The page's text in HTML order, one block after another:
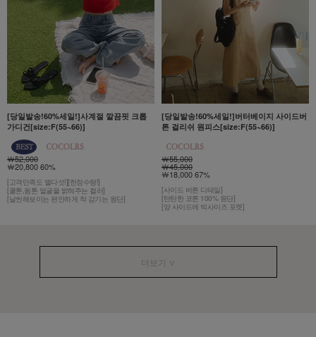
[당일발송!60%세일!]사계절 깔끔핏 크롭
가디건[size:F(55~66)]
￦52,000
￦20,800 60%
[고객만족도 별다섯!][한정수량!]
[쿨톤,윔톤 얼굴을 밝혀주는 컬러]
[날씬해보이는 편안하게 착 감기는 원단]
[당일발송!60%세일!]버터베이지 사이드버
튼 걸리쉬 원피스[size:F(55~66)]
￦55,000
￦45,000
￦18,000 67%
[사이드 버튼 디테일]
[탄탄한 코튼 100% 원단]
[양 사이드에 빅사이즈 포켓]
더보기 ∨